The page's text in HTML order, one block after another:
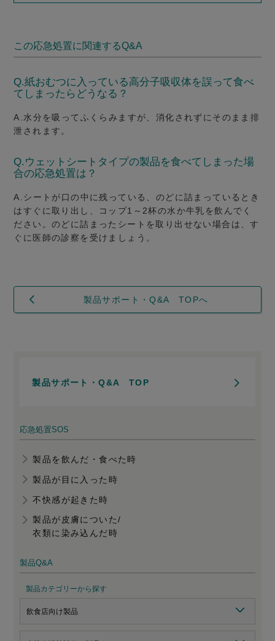
この応急処置に関連するQ&A
Q.紙おむつに入っている高分子吸収体を誤って食べ
てしまったらどうなる？
A.水分を吸ってふくらみますが、消化されずにそのまま排
泄されます。
Q. ウェットシートタイプの製品を食べてしまった場
合の応急処置は？
A. シートが口の中に残っている、のどに詰まっているとき
はすぐに取り出し、コップ1～2杯の水か牛乳を飲んでく
ださい。のどに詰まったシートを取り出せない場合は、す
ぐに医師の診察を受けましょう。
製品サポート・Q&A TOPへ
製品サポート・Q&A TOP
応急処置SOS
製品を飲んだ・食べた時
製品が目に入った時
不快感が起きた時
製品が皮膚についた/
衣類に染み込んだ時
製品Q&A
製品カテゴリーから探す
飲食店向け製品